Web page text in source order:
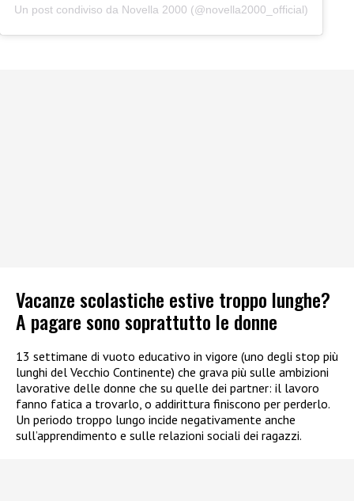
Un post condiviso da Novella 2000 (@novella2000_official)
Vacanze scolastiche estive troppo lunghe?
A pagare sono soprattutto le donne
13 settimane di vuoto educativo in vigore (uno degli stop più
lunghi del Vecchio Continente) che grava più sulle ambizioni
lavorative delle donne che su quelle dei partner: il lavoro
fanno fatica a trovarlo, o addirittura finiscono per perderlo.
Un periodo troppo lungo incide negativamente anche
sull’apprendimento e sulle relazioni sociali dei ragazzi.